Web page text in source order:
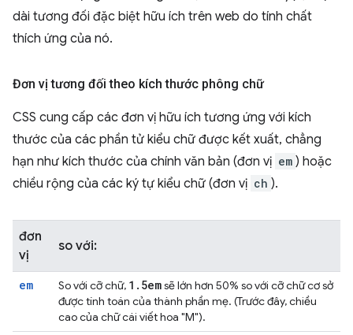
dài tương đối đặc biệt hữu ích trên web do tính chất
thích ứng của nó.
Đơn vị tương đối theo kích thước phông chữ
CSS cung cấp các đơn vị hữu ích tương ứng với kích
thước của các phần tử kiểu chữ được kết xuất, chẳng
hạn như kích thước của chính văn bản (đơn vị em ) hoặc
chiều rộng của các ký tự kiểu chữ (đơn vị ch ).
đơn
vị
so với:
em So với cỡ chữ, 1 . 5emsẽ lớn hơn 50% so với cỡ chữ cơ sở
được tính toán của thành phần mẹ. (Trước đây, chiều
cao của chữ cái viết hoa "M").